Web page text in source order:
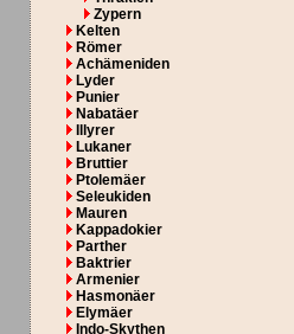
Zypern
Kelten
Römer
Achämeniden
Lyder
Punier
Nabatäer
Illyrer
Lukaner
Bruttier
Ptolemäer
Seleukiden
Mauren
Kappadokier
Parther
Baktrier
Armenier
Hasmonäer
Elymäer
Indo-Skythen